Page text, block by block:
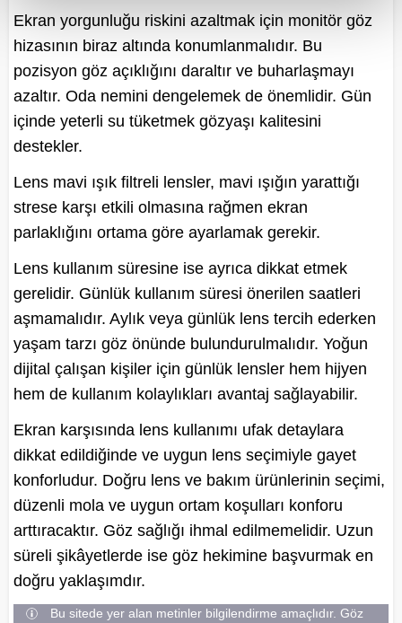
Ekran yorgunluğu riskini azaltmak için monitör göz
hizasının biraz altında konumlanmalıdır. Bu
pozisyon göz açıklığını daraltır ve buharlaşmayı
azaltır. Oda nemini dengelemek de önemlidir. Gün
içinde yeterli su tüketmek gözyaşı kalitesini
destekler.
Lens mavi ışık filtreli lensler, mavi ışığın yarattığı
strese karşı etkili olmasına rağmen ekran
parlaklığını ortama göre ayarlamak gerekir.
Lens kullanım süresine ise ayrıca dikkat etmek
gerelidir. Günlük kullanım süresi önerilen saatleri
aşmamalıdır. Aylık veya günlük lens tercih ederken
yaşam tarzı göz önünde bulundurulmalıdır. Yoğun
dijital çalışan kişiler için günlük lensler hem hijyen
hem de kullanım kolaylıkları avantaj sağlayabilir.
Ekran karşısında lens kullanımı ufak detaylara
dikkat edildiğinde ve uygun lens seçimiyle gayet
konforludur. Doğru lens ve bakım ürünlerinin seçimi,
düzenli mola ve uygun ortam koşulları konforu
arttıracaktır. Göz sağlığı ihmal edilmemelidir. Uzun
süreli şikâyetlerde ise göz hekimine başvurmak en
doğru yaklaşımdır.
Bu sitede yer alan metinler bilgilendirme amaçlıdır. Göz